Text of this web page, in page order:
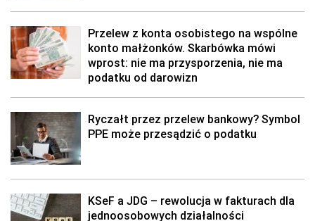
Przelew z konta osobistego na wspólne
konto małżonków. Skarbówka mówi
wprost: nie ma przysporzenia, nie ma
podatku od darowizn
Ryczałt przez przelew bankowy? Symbol
PPE może przesądzić o podatku
KSeF a JDG – rewolucja w fakturach dla
jednoosobowych działalności